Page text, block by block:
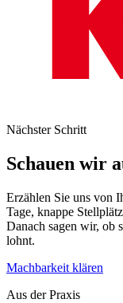
Nächster Schritt
Schauen wir
Erzählen Sie uns von
Tage, knappe
Danach sagen wir, ob
lohnt.
Machbarkeit klären
Aus der Praxis